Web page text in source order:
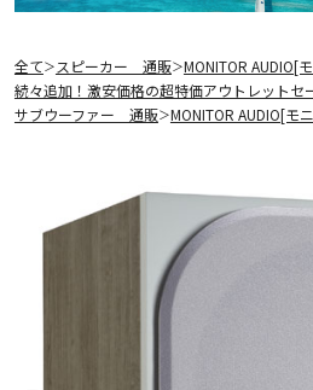
全て＞ スピーカー 通販＞MONITOR AUDIO[
続々追加！激安価格の超特価アウトレットセ
サブウーファー 通販＞MONITOR AUDIO[モ